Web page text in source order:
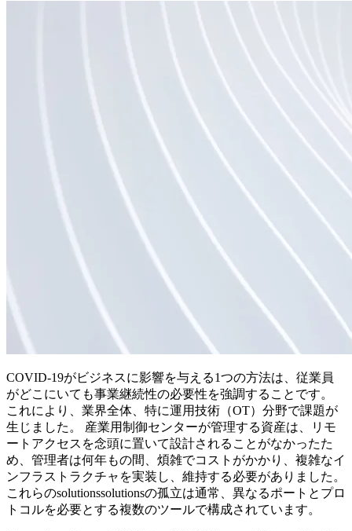
COVID-19がビジネスに影響を与える1つの方法は、従業員
がどこにいても事業継続性の必要性を強調することです。
これにより、業界全体、特に運用技術（OT）分野で課題が
生じました。 産業用制御センターが管理する資産は、リモ
ートアクセスを念頭に置いて設計されることがなかったた
め、管理者は何年もの間、煩雑でコストがかかり、複雑なイ
ンフラストラクチャを実装し、維持する必要がありました。
これらのsolutionssolutionsの孤立は通常、異なるポートとプロ
トコルを必要とする複数のツールで構成されています。